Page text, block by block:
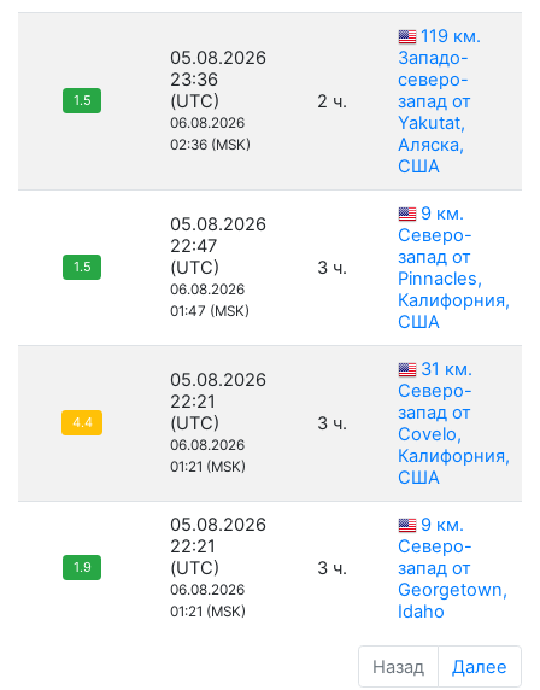
1.5
05.08.2026
23:36
(UTC)
06.08.2026
02:36 (MSK)
2 ч.
119 км.
Западо-
северо-
запад от
Yakutat,
Аляска,
США
1.5
05.08.2026
22:47
(UTC)
06.08.2026
01:47 (MSK)
3 ч.
9 км.
Северо-
запад от
Pinnacles,
Калифорния,
США
4.4
05.08.2026
22:21
(UTC)
06.08.2026
01:21 (MSK)
3 ч.
31 км.
Северо-
запад от
Covelo,
Калифорния,
США
1.9
05.08.2026
22:21
(UTC)
06.08.2026
01:21 (MSK)
3 ч.
9 км.
Северо-
запад от
Georgetown,
Idaho
Назад Далее